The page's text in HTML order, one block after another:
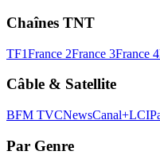
Chaînes TNT
TF1France 2France 3France 4
Câble & Satellite
BFM TVCNewsCanal+LCI
Par Genre